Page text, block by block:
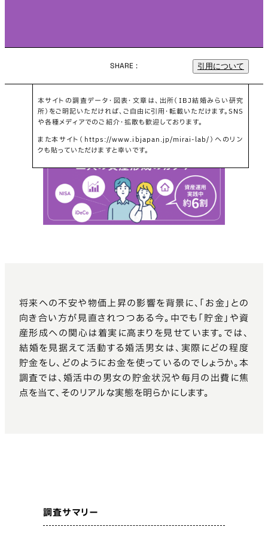
SHARE : 引用について
本サイトの調査データ・図表・文章は、出所（IBJ結婚みらい研究
所）をご明記いただければ、ご自由に引用・転載いただけます。SNS
や各種メディアでのご紹介・拡散も歓迎しております。
また本サイト（https://www.ibjapan.jp/mirai-lab/）へのリン
クも貼っていただけますと幸いです。
将来への不安や物価上昇の影響を背景に、「お金」との
向き合い方が見直されつつある今。中でも「貯金」や資
産形成への関心は着実に高まりを見せています。では、
結婚を見据えて活動する婚活男女は、実際にどの程度
貯金をし、どのようにお金を使っているのでしょうか。本
調査では、婚活中の男女の貯金状況や毎月の出費に焦
点を当て、そのリアルな実態を明らかにします。
調査サマリー